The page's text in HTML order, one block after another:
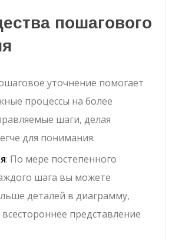
пошагового
уточнение помогает
процессы на более
шаги, делая
для понимания.
: По мере постепенного
шага вы можете
деталей в диаграмму,
представление